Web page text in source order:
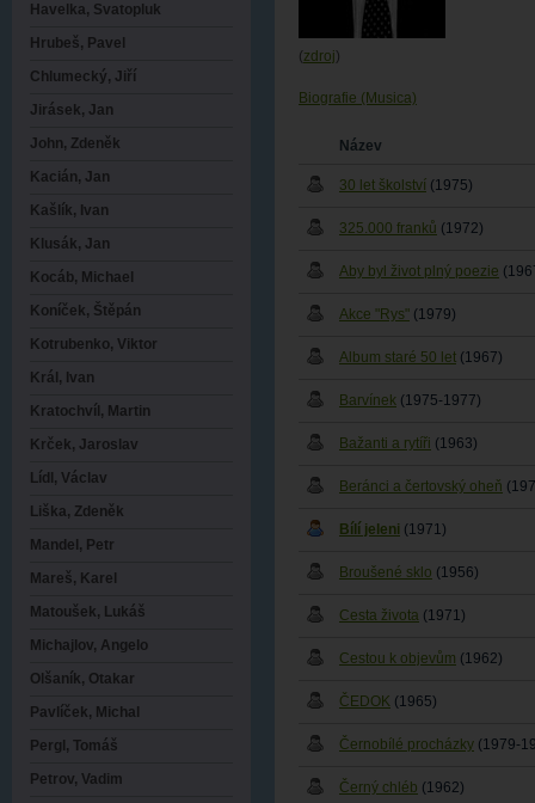
(zdroj)
Biografie (Musica)
Název
30 let školství (1975)
325.000 franků (1972)
Aby byl život plný poezie
Akce "Rys" (1979)
Album staré 50 let (1967)
Barvínek (1975-1977)
Bažanti a rytíři (1963)
Beránci a čertovský oheň
Bílí jeleni (1971)
Broušené sklo (1956)
Cesta života (1971)
Cestou k objevům (1962)
ČEDOK (1965)
Černobílé procházky (1979-
Černý chléb (1962)
Havelka, Svatopluk
Hrubeš, Pavel
Chlumecký, Jiří
Jirásek, Jan
John, Zdeněk
Kacián, Jan
Kašlík, Ivan
Klusák, Jan
Kocáb, Michael
Koníček, Štěpán
Kotrubenko, Viktor
Král, Ivan
Kratochvíl, Martin
Krček, Jaroslav
Lídl, Václav
Liška, Zdeněk
Mandel, Petr
Mareš, Karel
Matoušek, Lukáš
Michajlov, Angelo
Olšaník, Otakar
Pavlíček, Michal
Pergl, Tomáš
Petrov, Vadim